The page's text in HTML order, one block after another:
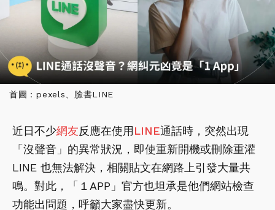
首圖：pexels、臉書LINE
近日不少網友反應在使用 LINE通話時，突然出現
「沒聲音」的異常狀況，即使重新開機或刪除重灌
LINE 也無法解決，相關貼文在網路上引發大量共
鳴。對此，「１APP」官方也坦承是他們網站檢查
功能出問題，呼籲大家盡快更新。